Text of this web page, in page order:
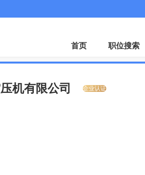
首页 职位搜索
机有限公司 企业认证